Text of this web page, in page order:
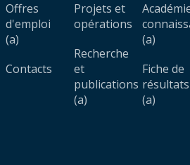
Offres
d'emploi
(a)
Contacts
Projets et
opérations
Recherche
et
publications
(a)
(a)
Fiche de
résultats
(a)